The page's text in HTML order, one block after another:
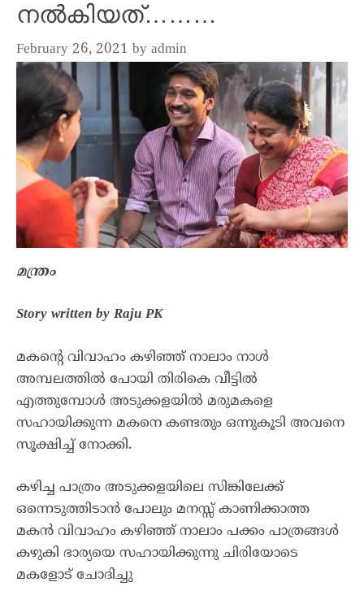
നൽകിയത്………
February 26, 2021 by admin
മന്ത്രം
Story written by Raju PK
മകന്റെ വിവാഹം കഴിഞ്ഞ് നാലാം നാൾ
അമ്പലത്തിൽ പോയി തിരികെ വീട്ടിൽ
എത്തുമ്പോൾ അടുക്കളയിൽ മരുമകളെ
സഹായിക്കുന്ന മകനെ കണ്ടതും ഒന്നുകൂടി അവനെ
സൂക്ഷിച്ച് നോക്കി.
കഴിച്ച പാത്രം അടുക്കളയിലെ സിങ്കിലേക്ക്
ഒന്നെടുത്തിടാൻ പോലും മനസ്സ് കാണിക്കാത്ത
മകൻ വിവാഹം കഴിഞ്ഞ് നാലാം പക്കം പാത്രങ്ങൾ
കഴുകി ഭാര്യയെ സഹായിക്കുന്നു ചിരിയോടെ
മകളോട് ചോദിച്ചു